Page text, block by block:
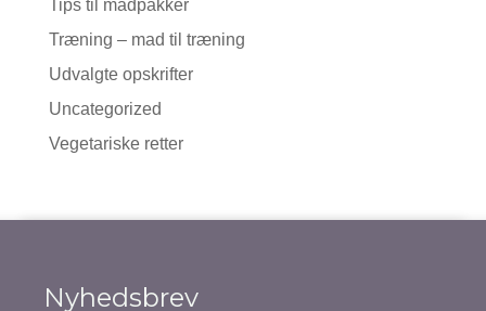
Tips til madpakker
Træning – mad til træning
Udvalgte opskrifter
Uncategorized
Vegetariske retter
Nyhedsbrev